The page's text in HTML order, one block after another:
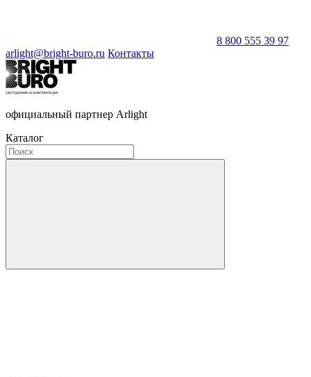
8 800 555 39 97
arlight@bright-buro.ru Контакты
официальный партнер Arlight
Каталог